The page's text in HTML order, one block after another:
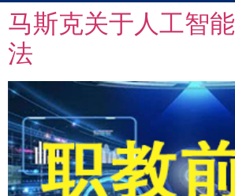
马斯克关于人工智
法